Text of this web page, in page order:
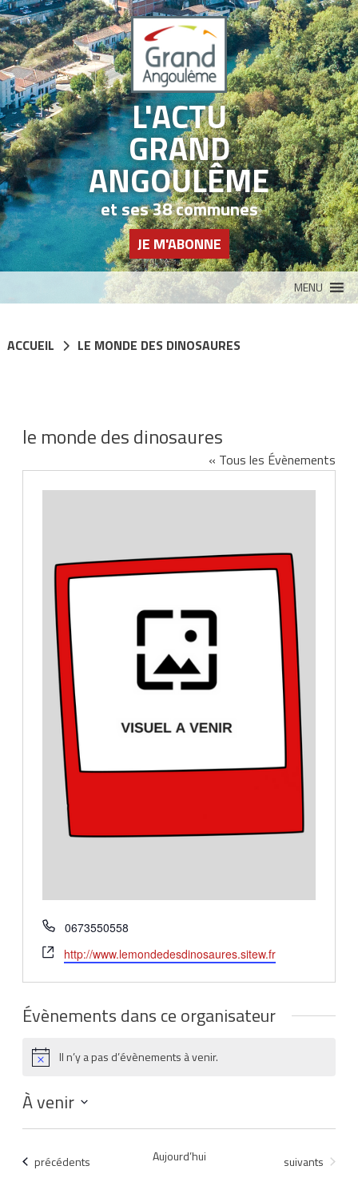
L'ACTU
GRAND
ANGOULÊME
et ses 38 communes
JE M'ABONNE
MENU
ACCUEIL LE MONDE DES DINOSAURES
le monde des dinosaures
« Tous les Évènements
Téléphone
0673550558
Site
web
http://www.lemondedesdinosaures.sitew.fr
Évènements dans ce organisateur
NoticeIl n’y a pas d’évènements à venir.
À venir
Sélectionnez
date.Évènements
précédents Aujourd’hui Évènements
suivants
Panneau de gestion des cookies